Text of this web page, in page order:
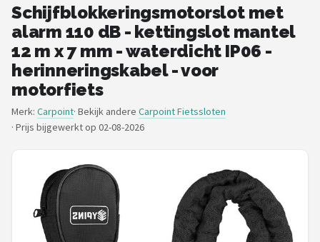
Merken
Blog
Fietsroutes
Kinderfietsen
Stadsfietsen
Elektrische fietsen
Mountainbikes
Schijfblokkeringsmotorslot met
alarm 110 dB - kettingslot mantel
12 m x 7 mm - waterdicht IP06 -
herinneringskabel - voor
motorfiets
Merk: Carpoint· Bekijk andere Carpoint Fietssloten
· Prijs bijgewerkt op 02-08-2026